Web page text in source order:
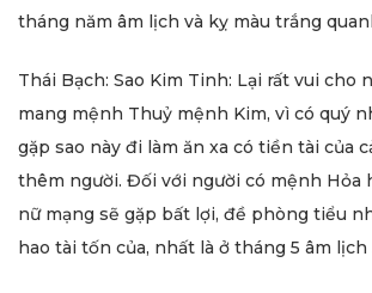
tháng năm âm lịch và kỵ màu trắng
Thái Bạch: Sao Kim Tinh: Lại rất vui cho
mang mệnh Thuỷ mệnh Kim, vì có quý
gặp sao này đi làm ăn xa có tiền tài của
thêm người. Đối với người có mệnh Hỏa
nữ mạng sẽ gặp bất lợi, đề phòng tiểu
hao tài tốn của, nhất là ở tháng 5 âm lịch